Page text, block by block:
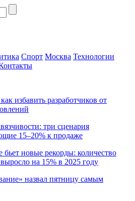
Спорт Москва Технологии
избавить разработчиков от
три сценария
15–20% к продаже
бьет новые рекорды: количество
на 15% в 2025 году
назвал пятницу самым